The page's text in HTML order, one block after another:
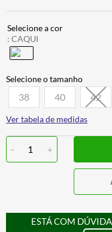
: CAQUI
38 40 42
Ver tabela de medidas
- 1 +
ESTÁ COM